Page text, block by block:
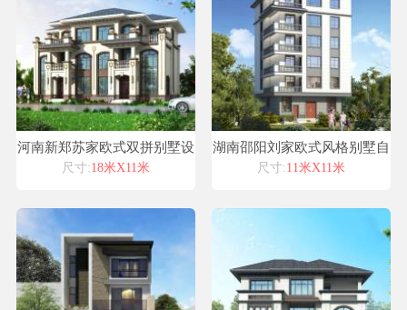
河南新郑苏家欧式双拼别墅设
计喜天下别墅设计案例
尺寸:18米X11米
湖南邵阳刘家欧式风格别墅自
建房设计图纸喜天下建筑设计
尺寸:11米X11米